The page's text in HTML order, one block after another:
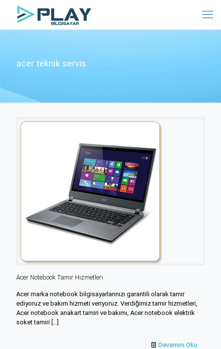
acer teknik servis
Acer Notebook Tamir Hizmetleri
Acer marka notebook bilgisayarlarınızı garantili olarak tamir
ediyoruz ve bakım hizmeti veriyoruz. Verdiğimiz tamir hizmetleri,
Acer notebook anakart tamiri ve bakımı, Acer notebook elektrik
soket tamiri
Devamını Oku